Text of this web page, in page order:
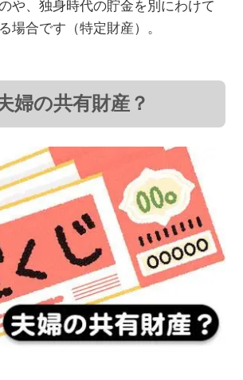
や、独身時代の貯金を別にわけて
場合です（特定財産）。
婦の共有財産？